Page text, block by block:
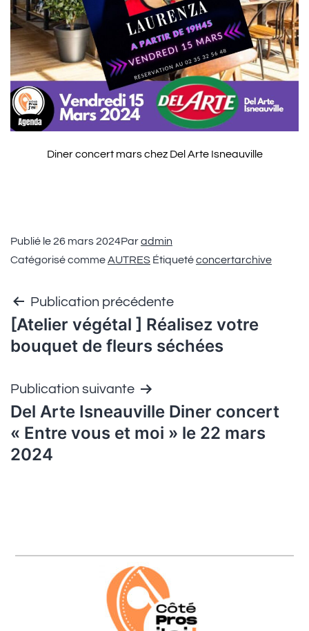
Diner concert mars chez Del Arte Isneauville
Publié le26 mars 2024Paradmin
Catégorisé commeAUTRES Étiquetéconcertarchive
Publication précédente
[Atelier végétal ] Réalisez votre
bouquet de fleurs séchées
Publication suivante
Del Arte Isneauville Diner concert
« Entre vous et moi » le 22 mars
2024